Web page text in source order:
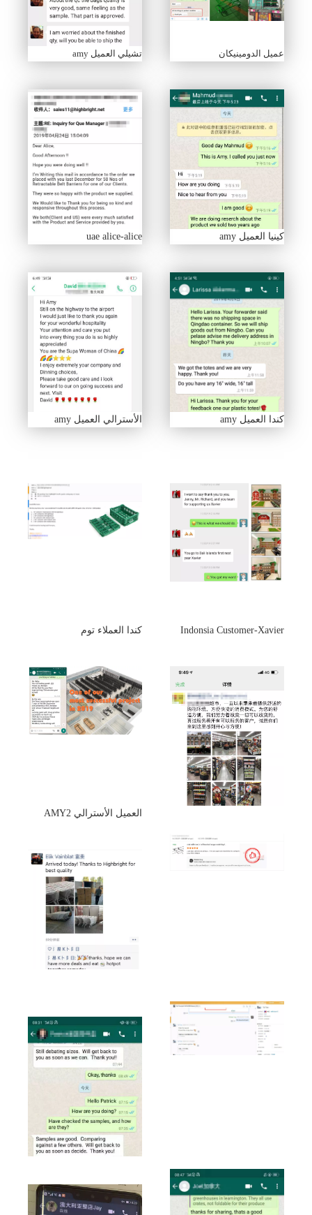
تشيلي العميل amy عميل الدومينيكان
uae alice-alice كينيا العميل amy
الأسترالي العميل amy كندا العميل amy
كندا العملاء توم Indonsia Customer-Xavier
العميل الأسترالي AMY2